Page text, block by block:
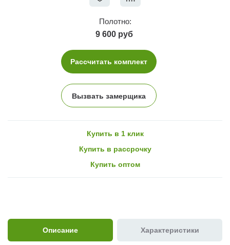
Полотно:
9 600 руб
Рассчитать комплект
Вызвать замерщика
Купить в 1 клик
Купить в рассрочку
Купить оптом
Описание Характеристики